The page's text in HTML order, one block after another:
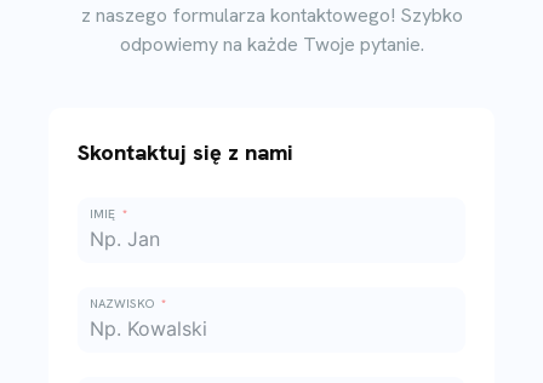
z naszego formularza kontaktowego! Szybko
odpowiemy na każde Twoje pytanie.
Skontaktuj się z nami
IMIĘ
NAZWISKO